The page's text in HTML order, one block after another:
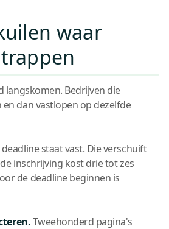
waar
langskomen. Bedrijven die
dan vastlopen op dezelfde
deadline staat vast. Die verschuift
inschrijving kost drie tot zes
de deadline beginnen is
Tweehonderd pagina's